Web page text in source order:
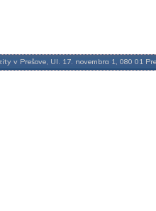
v Prešove, Ul. 17. novembra 1, 080 01